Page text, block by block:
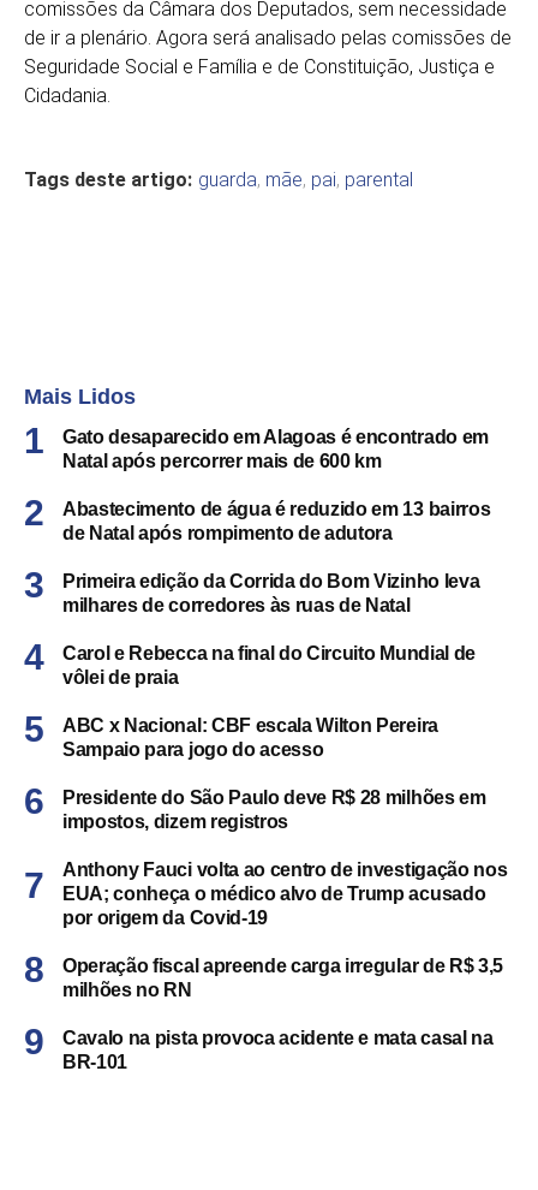
comissões da Câmara dos Deputados, sem necessidade
de ir a plenário. Agora será analisado pelas comissões de
Seguridade Social e Família e de Constituição, Justiça e
Cidadania.
Tags deste artigo: guarda, mãe, pai, parental
Mais Lidos
Gato desaparecido em Alagoas é encontrado em
Natal após percorrer mais de 600 km
Abastecimento de água é reduzido em 13 bairros
de Natal após rompimento de adutora
Primeira edição da Corrida do Bom Vizinho leva
milhares de corredores às ruas de Natal
Carol e Rebecca na final do Circuito Mundial de
vôlei de praia
ABC x Nacional: CBF escala Wilton Pereira
Sampaio para jogo do acesso
Presidente do São Paulo deve R$ 28 milhões em
impostos, dizem registros
Anthony Fauci volta ao centro de investigação nos
EUA; conheça o médico alvo de Trump acusado
por origem da Covid-19
Operação fiscal apreende carga irregular de R$ 3,5
milhões no RN
Cavalo na pista provoca acidente e mata casal na
BR-101